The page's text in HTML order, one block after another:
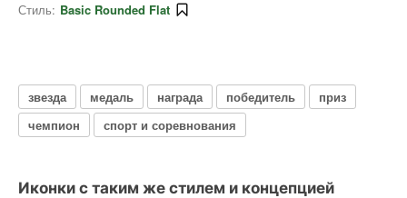
Стиль: Basic Rounded Flat
звезда медаль награда победитель
приз
чемпион
спорт и соревнования
Иконки с таким же стилем и концепцией